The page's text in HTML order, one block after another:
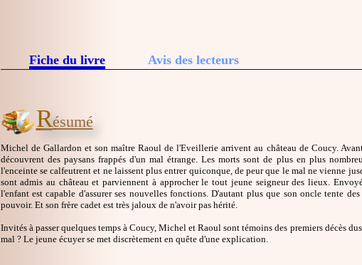
Fiche du livre Avis des lecteurs
Résumé
Michel de Gallardon et son maître Raoul de l'Eveillerie arrivent au château de Coucy.
découvrent des paysans frappés d'un mal étrange. Les morts sont de plus en plus
l'enceinte se calfeutrent et ne laissent plus entrer quiconque, de peur que le mal ne vienne
sont admis au château et parviennent à approcher le tout jeune seigneur des lieux.
l'enfant est capable d'assurer ses nouvelles fonctions. D'autant plus que son oncle tente
pouvoir. Et son frère cadet est très jaloux de n'avoir pas hérité.
Invités à passer quelques temps à Coucy, Michel et Raoul sont témoins des premiers décès
mal ? Le jeune écuyer se met discrètement en quête d'une explication.